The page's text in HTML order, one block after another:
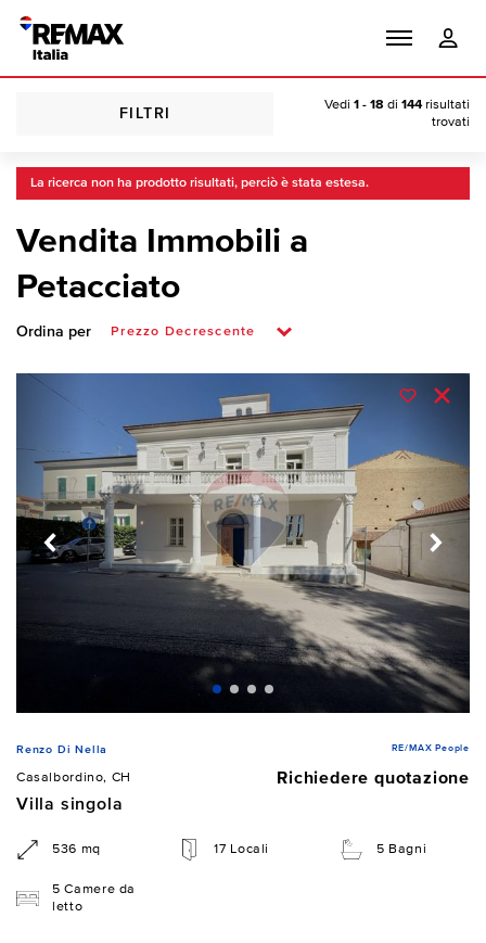
FILTRI
Vedi 1 - 18 di 144risultati
trovati
La ricerca non ha prodotto risultati, perciò è stata estesa.
Vendita Immobili a
Petacciato
Ordina per
Renzo Di Nella RE/MAX People
Casalbordino, CH
Richiedere quotazione
Villa singola
536 mq 17 Locali 5 Bagni
5 Camere da
letto